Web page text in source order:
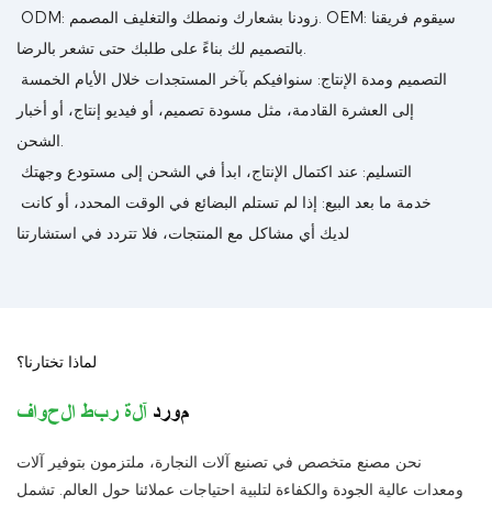
ODM: زودنا بشعارك ونمطك والتغليف المصمم. OEM: سيقوم فريقنا
بالتصميم لك بناءً على طلبك حتى تشعر بالرضا.
إلى العشرة القادمة، مثل مسودة تصميم، أو فيديو إنتاج، أو أخبار
الشحن.
التسليم: عند اكتمال الإنتاج، ابدأ في الشحن إلى مستودع وجهتك
لديك أي مشاكل مع المنتجات، فلا تتردد في استشارتنا
لماذا تختارنا؟
مورد آلة ربط الحواف
نحن مصنع متخصص في تصنيع آلات النجارة، ملتزمون بتوفير آلات
ومعدات عالية الجودة والكفاءة لتلبية احتياجات عملائنا حول العالم. تشمل